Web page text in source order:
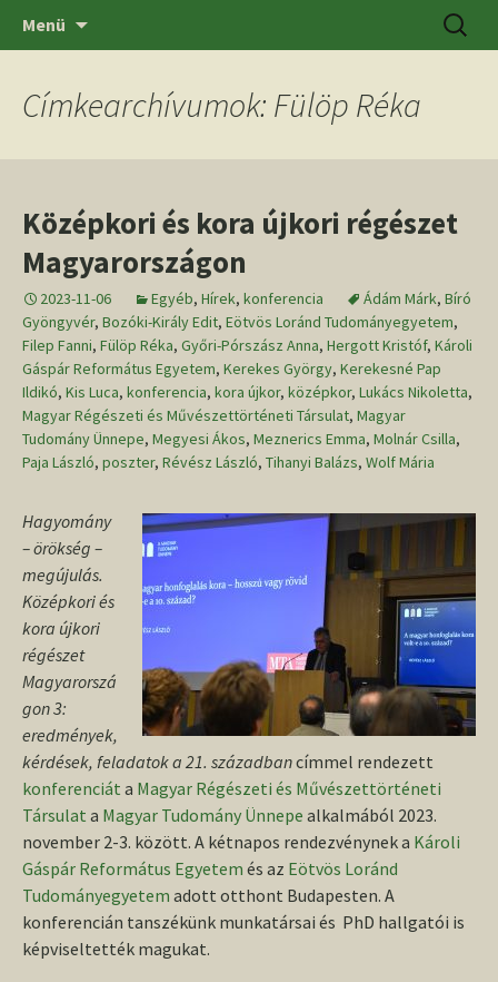
SZTE BTK Régészeti Tanszék
Menü
Címkearchívumok: Fülöp Réka
Középkori és kora újkori régészet
Magyarországon
2023-11-06 Egyéb, Hírek, konferencia Ádám Márk, Bíró
Gyöngyvér, Bozóki-Király Edit, Eötvös Loránd Tudományegyetem,
Filep Fanni, Fülöp Réka, Győri-Pórszász Anna, Hergott Kristóf, Károli
Gáspár Református Egyetem, Kerekes György, Kerekesné Pap
Ildikó, Kis Luca, konferencia, kora újkor, középkor, Lukács Nikoletta,
Magyar Régészeti és Művészettörténeti Társulat, Magyar
Tudomány Ünnepe, Megyesi Ákos, Meznerics Emma, Molnár Csilla,
Paja László, poszter, Révész László, Tihanyi Balázs, Wolf Mária
Hagyomány
– örökség –
megújulás.
Középkori és
kora újkori
régészet
Magyarorszá
gon 3:
eredmények,
kérdések, feladatok a 21. századbancímmel rendezett
konferenciát a Magyar Régészeti és Művészettörténeti
Társulat a Magyar Tudomány Ünnepe alkalmából 2023.
november 2-3. között. A kétnapos rendezvénynek a Károli
Gáspár Református Egyetem és az Eötvös Loránd
Tudományegyetem adott otthont Budapesten. A
konferencián tanszékünk munkatársai és PhD hallgatói is
képviseltették magukat.